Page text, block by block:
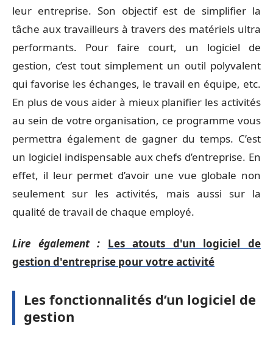
leur entreprise. Son objectif est de simplifier la
tâche aux travailleurs à travers des matériels ultra
performants. Pour faire court, un logiciel de
gestion, c’est tout simplement un outil polyvalent
qui favorise les échanges, le travail en équipe, etc.
En plus de vous aider à mieux planifier les activités
au sein de votre organisation, ce programme vous
permettra également de gagner du temps. C’est
un logiciel indispensable aux chefs d’entreprise. En
effet, il leur permet d’avoir une vue globale non
seulement sur les activités, mais aussi sur la
qualité de travail de chaque employé.
Lire également :
Les atouts d'un logiciel de
gestion d'entreprise pour votre activité
Les fonctionnalités d’un logiciel de
gestion